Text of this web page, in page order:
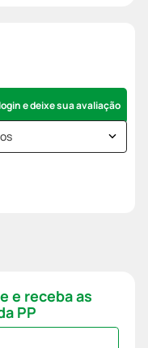
e deixe sua avaliação
e receba as
PP